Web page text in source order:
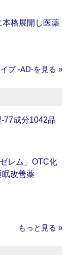
格展開し医薬
ブ ‐AD‐を見る »
成分1042品
レム」OTC化
眠改善薬
もっと見る »